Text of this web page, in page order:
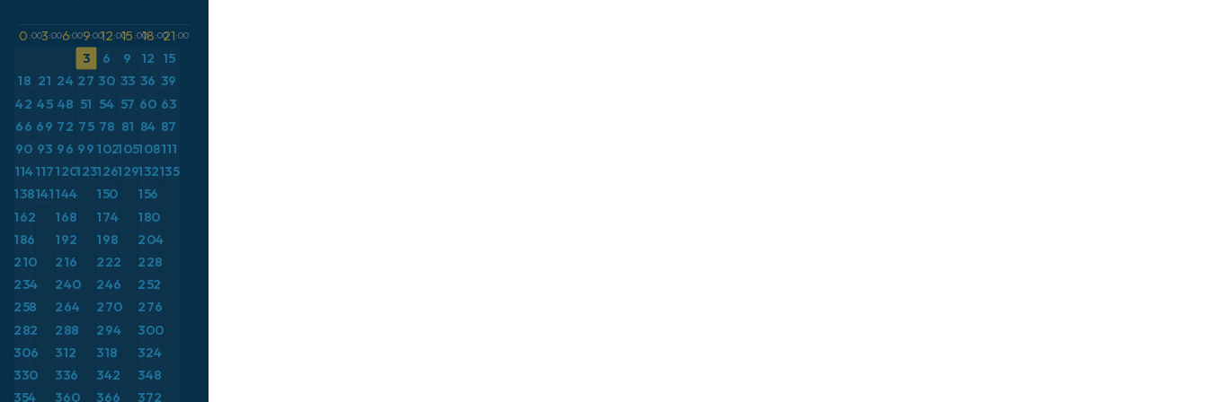
イタリア
オーストリア
カリブ海
スイス
スカンジナビア
スペイン
ドイツ
フランス
ブラジル
ポーランド
メキシコ
CAPE
気温異常（2m）
気温（2m）
気温（500hPa）
気温（850hPa）
積雪深
突風
突風（最大）
降水量の合計
露点温度（2m）
0 :003:006:009:0012:0015 :0018:0021:00
3 6 9 12 15
18 21 24 27 30 33 36 39
42 45 48 51 54 57 60 63
66 69 72 75 78 81 84 87
90 93 96 99 102105108111
114117120123126129132135
138141144 150 156
162 168 174
180
186
192 198 204
210 216 222
228
234
240 246
252
258
264 270 276
282 288 294
300
306
312 318 324
330 336 342
348
354
360 366 372